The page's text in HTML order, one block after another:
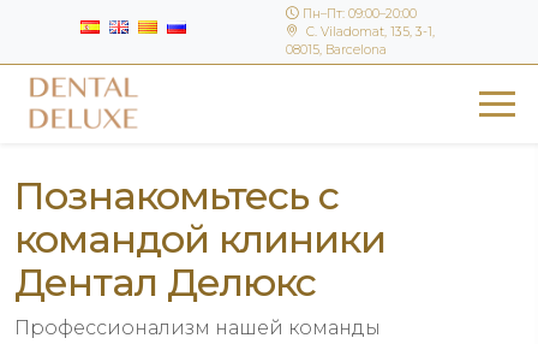
Пн–Пт: 09:00–20:00
C. Viladomat, 135, 3-1,
08015, Barcelona
Познакомьтесь с
командой клиники
Дентал Делюкс
Профессионализм нашей команды